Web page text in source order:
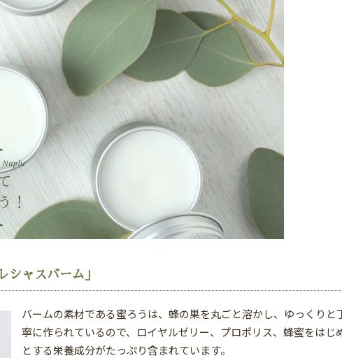
シャスバーム」
バームの素材である蜜ろうは、蜂の巣を丸ごと溶かし、ゆっくりと
寧に作られているので、ロイヤルゼリー、プロポリス、蜂蜜をはじ
とする栄養成分がたっぷり含まれています。